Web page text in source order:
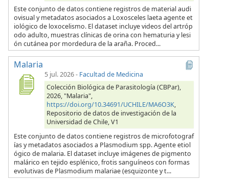
Este conjunto de datos contiene registros de material audi
ovisual y metadatos asociados a Loxosceles laeta agente et
iológico de loxocelismo. El dataset incluye videos del artróp
odo adulto, muestras clínicas de orina con hematuria y lesi
ón cutánea por mordedura de la araña. Proced...
Malaria
5 jul. 2026- Facultad de Medicina
Colección Biológica de Parasitología (CBPar),
2026, "Malaria",
https://doi.org/10.34691/UCHILE/MA6O3K,
Repositorio de datos de investigación de la
Universidad de Chile, V1
Este conjunto de datos contiene registros de microfotograf
ías y metadatos asociados a Plasmodium spp. Agente etiol
ógico de malaria. El dataset incluye imágenes de pigmento
malárico en tejido esplénico, frotis sanguíneos con formas
evolutivas de Plasmodium malariae (esquizonte y t...